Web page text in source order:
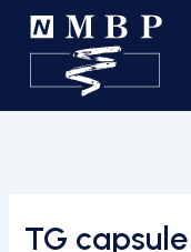
TG